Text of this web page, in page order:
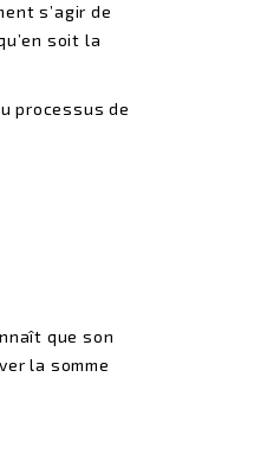
s’agir de
soit la
processus de
que son
la somme